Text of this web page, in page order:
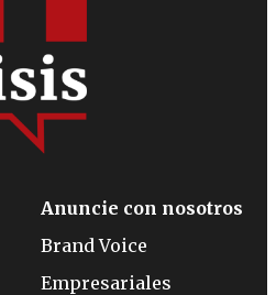
Anuncie con nosotros
Brand Voice
Empresariales